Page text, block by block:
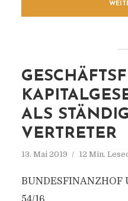
ALS
VERTRETER
13. Mai 2019 12 Min.
BUNDESFINANZHOF